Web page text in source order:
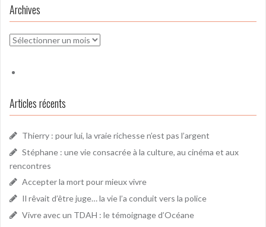
Archives
Archives
Articles récents
Thierry : pour lui, la vraie richesse n’est pas l’argent
Stéphane : une vie consacrée à la culture, au cinéma et aux
rencontres
Accepter la mort pour mieux vivre
Il rêvait d’être juge… la vie l’a conduit vers la police
Vivre avec un TDAH : le témoignage d’Océane